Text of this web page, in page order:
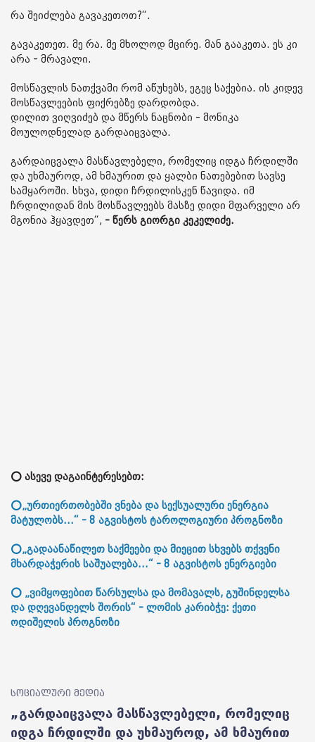
რა შეიძლება გავაკეთოთ?“.
გავაკეთეთ. მე რა. მე მხოლოდ მცირე. მან გააკეთა. ეს კი
არა - მრავალი.
მოსწავლის ნათქვამი რომ აწუხებს, ეგეც საქებია. ის კიდევ
მოსწავლეების ფიქრებზე დარდობდა.
დილით ვიღვიძებ და მწერს ნაცნობი - მონიკა
მოულოდნელად გარდაიცვალა.
გარდაიცვალა მასწავლებელი, რომელიც იდგა ჩრდილში
და უხმაუროდ, ამ ხმაურით და ყალბი ნათებებით სავსე
სამყაროში. სხვა, დიდი ჩრდილისკენ წავიდა. იმ
ჩრდილიდან მის მოსწავლეებს მასზე დიდი მფარველი არ
მგონია ჰყავდეთ“, - წერს გიორგი კეკელიძე.
⭕ ასევე დაგაინტერესებთ:
⭕„ურთიერთობებში ვნება და სექსუალური ენერგია
მატულობს...“ - 8 აგვისტოს ტაროლოგიური პროგნოზი
⭕„გადაანაწილეთ საქმეები და მიეცით სხვებს თქვენი
მხარდაჭერის საშუალება...“ - 8 აგვისტოს ენერგიები
⭕ „ვიმყოფებით წარსულსა და მომავალს, გუშინდელსა
და დღევანდელს შორის“ - ლომის კარიბჭე: ქეთი
ოდიშელის პროგნოზი
სოციალური მედია
„გარდაიცვალა მასწავლებელი, რომელიც
იდგა ჩრდილში და უხმაუროდ, ამ ხმაურით